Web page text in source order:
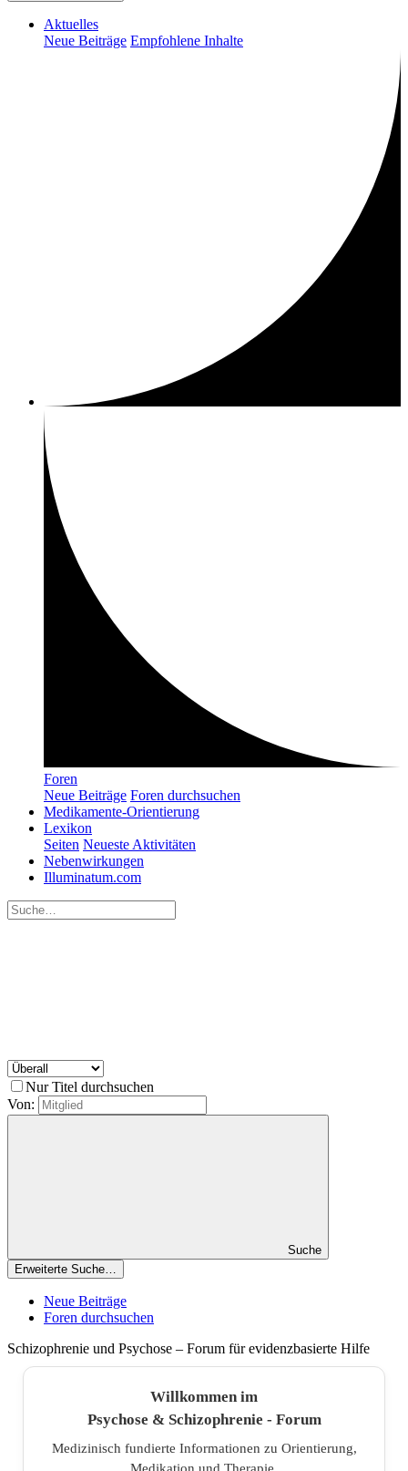
Aktuelles
Neue Beiträge Empfohlene Inhalte
Foren
Neue Beiträge Foren durchsuchen
Medikamente-Orientierung
Lexikon
Seiten Neueste Aktivitäten
Nebenwirkungen
Illuminatum.com
Nur Titel durchsuchen
Von:
Suche
Erweiterte Suche…
Neue Beiträge
Foren durchsuchen
Schizophrenie und Psychose – Forum für evidenzbasierte Hilfe
Willkommen im
Psychose & Schizophrenie - Forum
Medizinisch fundierte Informationen zu Orientierung,
Medikation und Therapie.